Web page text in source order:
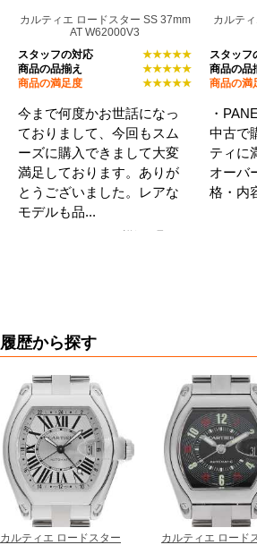
カルティエ ロードスター SS 37mm
AT W62000V3
スタッフの対応
★★★★★
商品の品揃え
★★★★★
商品の満足度
★★★★★
今まで何度かお世話になっ
ておりまして、今回もスム
ーズに購入できまして大変
満足しております。ありが
とうございました。レアな
モデルも品...
詳細を見る
カルテ
スタッ
商品の
商品の
・
中古で
ティに
オーバ
格・内
履歴から探す
カルティエ ロードスター
カルティエ ロード